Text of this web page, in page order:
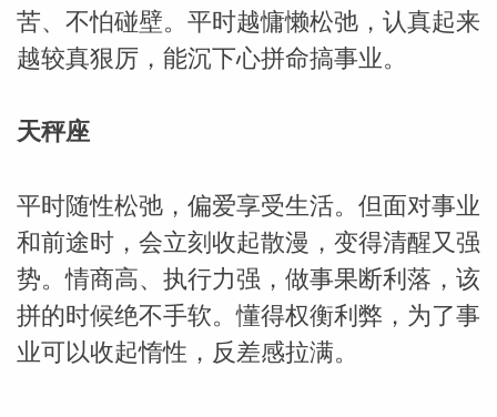
苦、不怕碰壁。平时越慵懒松弛，认真起来
越较真狠厉，能沉下心拼命搞事业。
天秤座
平时随性松弛，偏爱享受生活。但面对事业
和前途时，会立刻收起散漫，变得清醒又强
势。情商高、执行力强，做事果断利落，该
拼的时候绝不手软。懂得权衡利弊，为了事
业可以收起惰性，反差感拉满。